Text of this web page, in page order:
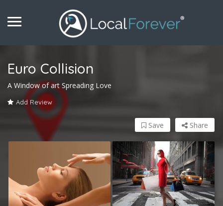
Euro Collision
A Window of art Spreading Love
Add Review
Share
Save